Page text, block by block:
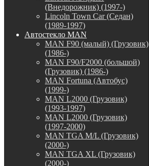
(Внедорожник) (1997-)
Lincoln Town Car (Седан)
(1989-1997)
Автостекло MAN
MAN F90 (малый) (Грузовик)
(1986-)
MAN F90/F2000 (большой)
(Грузовик) (1986-)
MAN Fortuna (Автобус)
(1999-)
MAN L2000 (Грузовик)
(1993-1997)
MAN L2000 (Грузовик)
(1997-2000)
MAN TGA M/L (Грузовик)
(2000-)
MAN TGA XL (Грузовик)
(2000-)